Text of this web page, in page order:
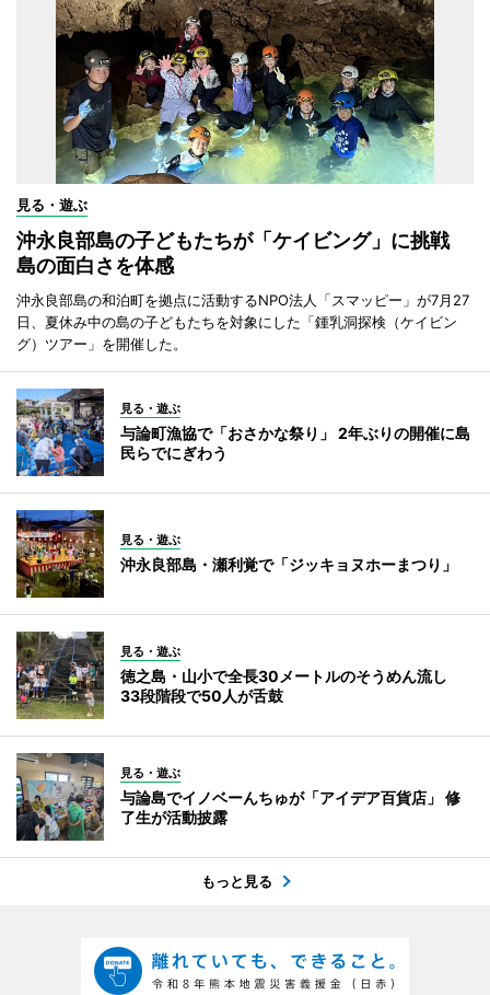
見る・遊ぶ
沖永良部島の子どもたちが「ケイビング」に挑戦
島の面白さを体感
沖永良部島の和泊町を拠点に活動するNPO法人「スマッピー」が7月27
日、夏休み中の島の子どもたちを対象にした「鍾乳洞探検（ケイビン
グ）ツアー」を開催した。
見る・遊ぶ
与論町漁協で「おさかな祭り」 2年ぶりの開催に島
民らでにぎわう
見る・遊ぶ
沖永良部島・瀬利覚で「ジッキョヌホーまつり」
見る・遊ぶ
徳之島・山小で全長30メートルのそうめん流し
33段階段で50人が舌鼓
見る・遊ぶ
与論島でイノベーんちゅが「アイデア百貨店」 修
了生が活動披露
もっと見る